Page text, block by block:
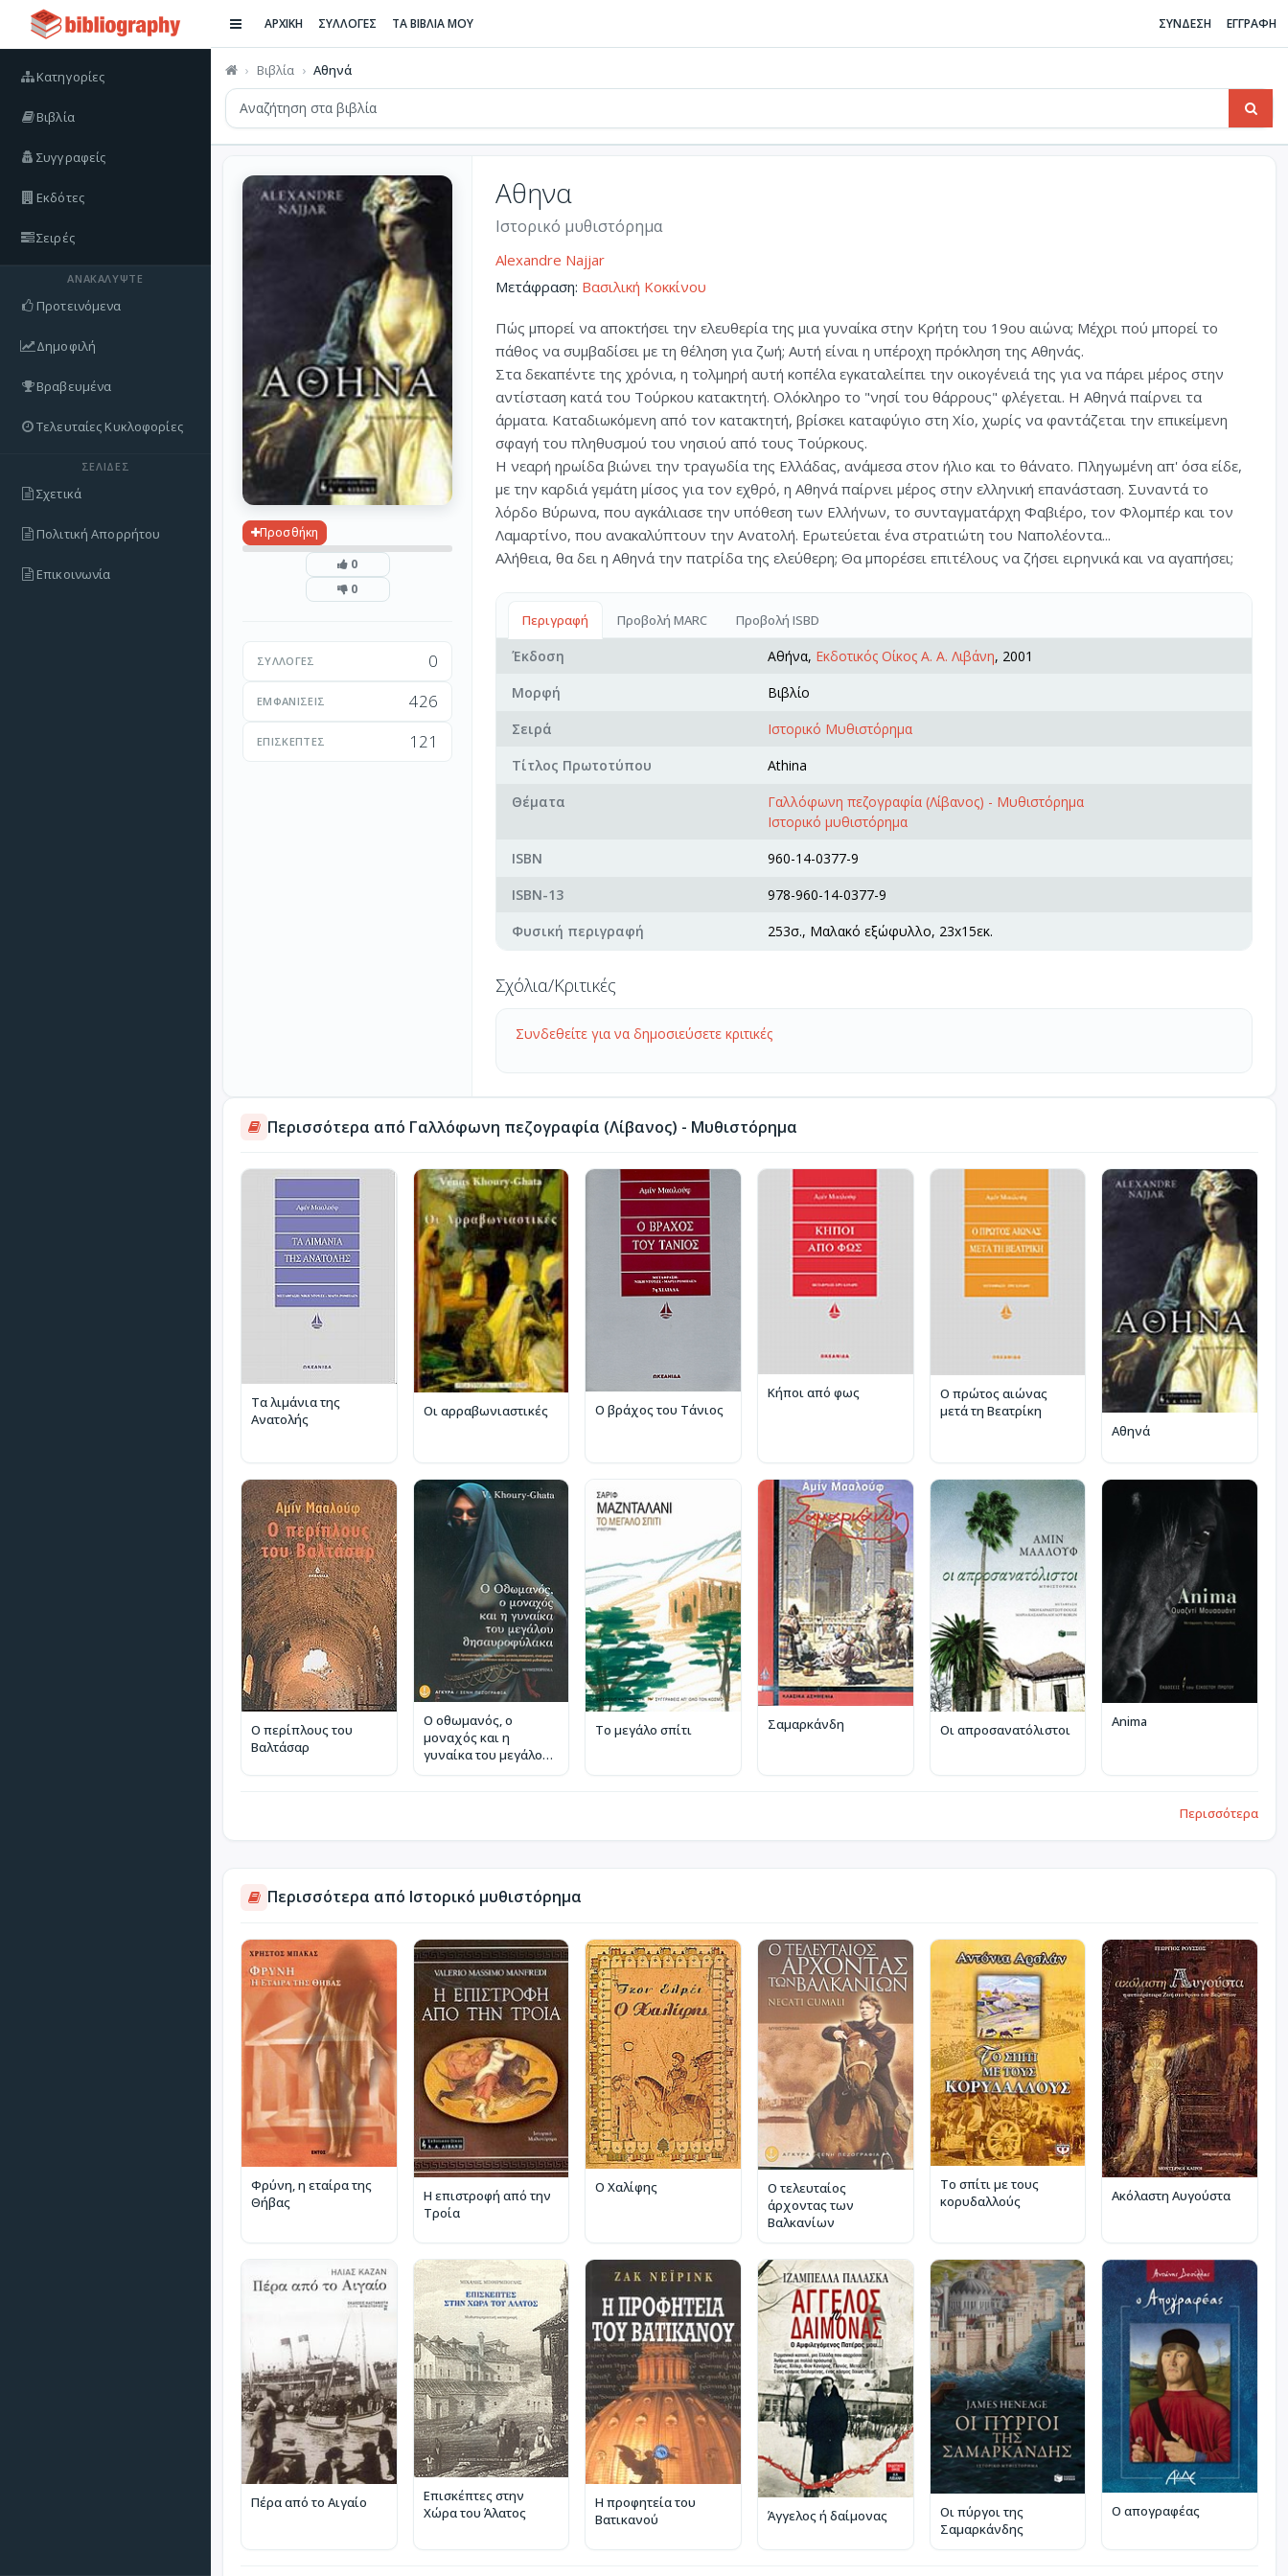
Κατηγορίες
Βιβλία
Συγγραφείς
Εκδότες
Σειρές
ΑΝΑΚΑΛΎΨΤΕ
Προτεινόμενα
Δημοφιλή
Βραβευμένα
Τελευταίες Κυκλοφορίες
ΣΕΛΊΔΕΣ
Σχετικά
Πολιτική Απορρήτου
Επικοινωνία
ΑΡΧΙΚΗ ΣΥΛΛΟΓΕΣ ΤΑ ΒΙΒΛΙΑ ΜΟΥ ΣΥΝΔΕΣΗ ΕΓΓΡΑΦΗ
Βιβλία Αθηνά
Προσθήκη
0
0
ΣΥΛΛΟΓΈΣ 0
ΕΜΦΑΝΊΣΕΙΣ 426
ΕΠΙΣΚΈΠΤΕΣ 121
Αθηνα
Ιστορικό μυθιστόρημα
Alexandre Najjar
Μετάφραση: Βασιλική Κοκκίνου
Πώς μπορεί να αποκτήσει την ελευθερία της μια γυναίκα στην Κρήτη του 19ου αιώνα; Μέχρι πού μπορεί το
πάθος να συμβαδίσει με τη θέληση για ζωή; Αυτή είναι η υπέροχη πρόκληση της Αθηνάς.
Στα δεκαπέντε της χρόνια, η τολμηρή αυτή κοπέλα εγκαταλείπει την οικογένειά της για να πάρει μέρος στην
αντίσταση κατά του Τούρκου κατακτητή. Ολόκληρο το "νησί του θάρρους" φλέγεται. Η Αθηνά παίρνει τα
άρματα. Καταδιωκόμενη από τον κατακτητή, βρίσκει καταφύγιο στη Χίο, χωρίς να φαντάζεται την επικείμενη
σφαγή του πληθυσμού του νησιού από τους Τούρκους.
Η νεαρή ηρωίδα βιώνει την τραγωδία της Ελλάδας, ανάμεσα στον ήλιο και το θάνατο. Πληγωμένη απ' όσα είδε,
με την καρδιά γεμάτη μίσος για τον εχθρό, η Αθηνά παίρνει μέρος στην ελληνική επανάσταση. Συναντά το
λόρδο Βύρωνα, που αγκάλιασε την υπόθεση των Ελλήνων, το συνταγματάρχη Φαβιέρο, τον Φλομπέρ και τον
Λαμαρτίνο, που ανακαλύπτουν την Ανατολή. Ερωτεύεται ένα στρατιώτη του Ναπολέοντα...
Αλήθεια, θα δει η Αθηνά την πατρίδα της ελεύθερη; Θα μπορέσει επιτέλους να ζήσει ειρηνικά και να αγαπήσει;
Περιγραφή Προβολή MARC Προβολή ISBD
Έκδοση Αθήνα, Εκδοτικός Οίκος Α. Α. Λιβάνη, 2001
Μορφή
Βιβλίο
Σειρά
Ιστορικό Μυθιστόρημα
Τίτλος Πρωτοτύπου
Athina
Θέματα
Γαλλόφωνη πεζογραφία (Λίβανος) - Μυθιστόρημα
Ιστορικό μυθιστόρημα
ISBN
960-14-0377-9
ISBN-13
978-960-14-0377-9
Φυσική περιγραφή
253σ., Μαλακό εξώφυλλο, 23x15εκ.
Σχόλια/Κριτικές
Συνδεθείτε για να δημοσιεύσετε κριτικές
Περισσότερα από Γαλλόφωνη πεζογραφία (Λίβανος) - Μυθιστόρημα
Τα λιμάνια της
Ανατολής
Οι αρραβωνιαστικές Ο βράχος του Τάνιος
Κήποι από φως
Ο πρώτος αιώνας
μετά τη Βεατρίκη
Αθηνά
Ο περίπλους του
Βαλτάσαρ
Ο οθωμανός, ο
μοναχός και η
γυναίκα του μεγάλου
Το μεγάλο σπίτι Σαμαρκάνδη Οι απροσανατόλιστοι
Anima
Περισσότερα
Περισσότερα από Ιστορικό μυθιστόρημα
Φρύνη, η εταίρα της
Θήβας
Η επιστροφή από την
Τροία
Ο Χαλίφης
Ο τελευταίος
άρχοντας των
Βαλκανίων
Το σπίτι με τους
κορυδαλλούς
Ακόλαστη Αυγούστα
Πέρα από το Αιγαίο
Επισκέπτες στην
Χώρα του Άλατος
Η προφητεία του
Βατικανού
Άγγελος ή δαίμονας
Οι πύργοι της
Σαμαρκάνδης
Ο απογραφέας